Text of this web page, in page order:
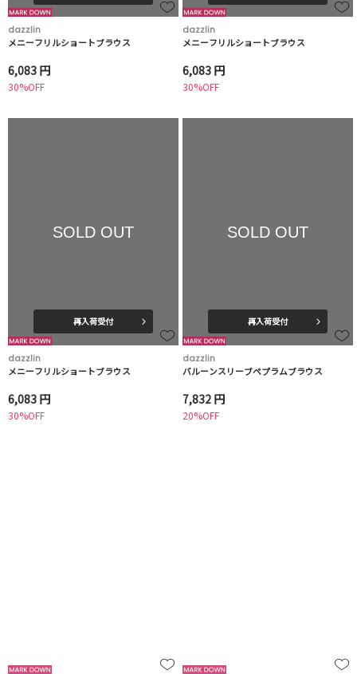
dazzlin
メニーフリルショートブラウス
6,083 円
30%OFF
dazzlin
メニーフリルショートブラウス
6,083 円
30%OFF
SOLD OUT
再入荷受付
dazzlin
メニーフリルショートブラウス
6,083 円
30%OFF
SOLD OUT
再入荷受付
dazzlin
バルーンスリーブペプラムブラウス
7,832 円
20%OFF